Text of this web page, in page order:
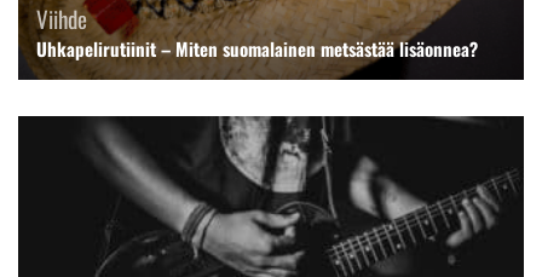
Viihde
Uhkapelirutiinit – Miten suomalainen metsästää lisäonnea?